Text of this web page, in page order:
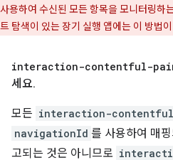
사용하여 수신된 모든 항목을 모니터링하
트 탐색이 있는 장기 실행 앱에는 이 방법
interaction-contentful-
세요.
모든 interaction-
navigationId 를 사용하여 매
고되는 것은 아니므로